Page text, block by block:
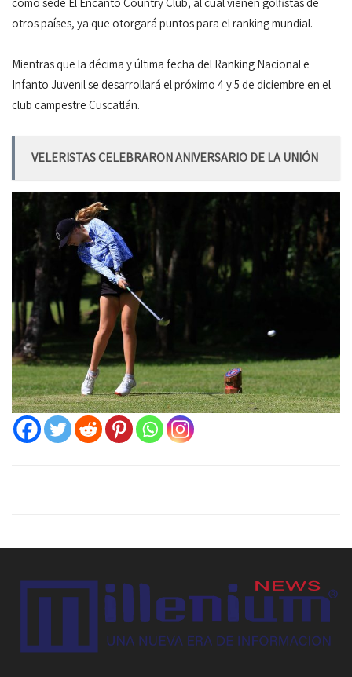
como sede El Encanto Country Club, al cual vienen golfistas de
otros países, ya que otorgará puntos para el ranking mundial.
Mientras que la décima y última fecha del Ranking Nacional e
Infanto Juvenil se desarrollará el próximo 4 y 5 de diciembre en el
club campestre Cuscatlán.
VELERISTAS CELEBRARON ANIVERSARIO DE LA UNIÓN